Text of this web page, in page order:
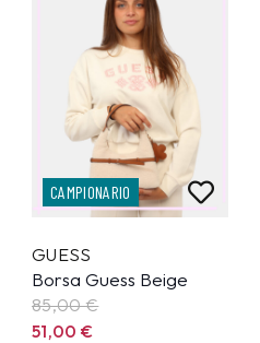
CAMPIONARIO
GUESS
Borsa Guess Beige
85,00€
51,00€